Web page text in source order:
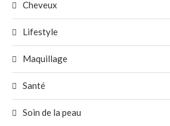
Cheveux
Lifestyle
Maquillage
Santé
Soin de la peau